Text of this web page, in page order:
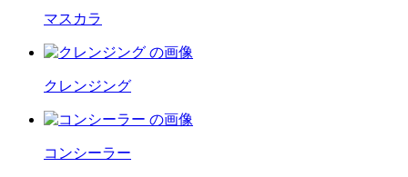
マスカラ
クレンジング
コンシーラー